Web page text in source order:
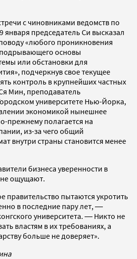
с чиновниками ведомств по
января председатель Си высказал
«любого проникновения
основы
или обстановки для
подчеркнув свое текущее
контроль в крупнейших частных
Мин, преподаватель
университете Нью-Йорка,
экономикой нынешнее
прежнему полагается на
из-за чего общий
внутри страны становится менее
бизнеса уверенности в
ощущают.
правительство пытаются укротить
в последние пару лет, ―
университета. ― Никто не
властям в их требованиях, а
больше не доверяет».